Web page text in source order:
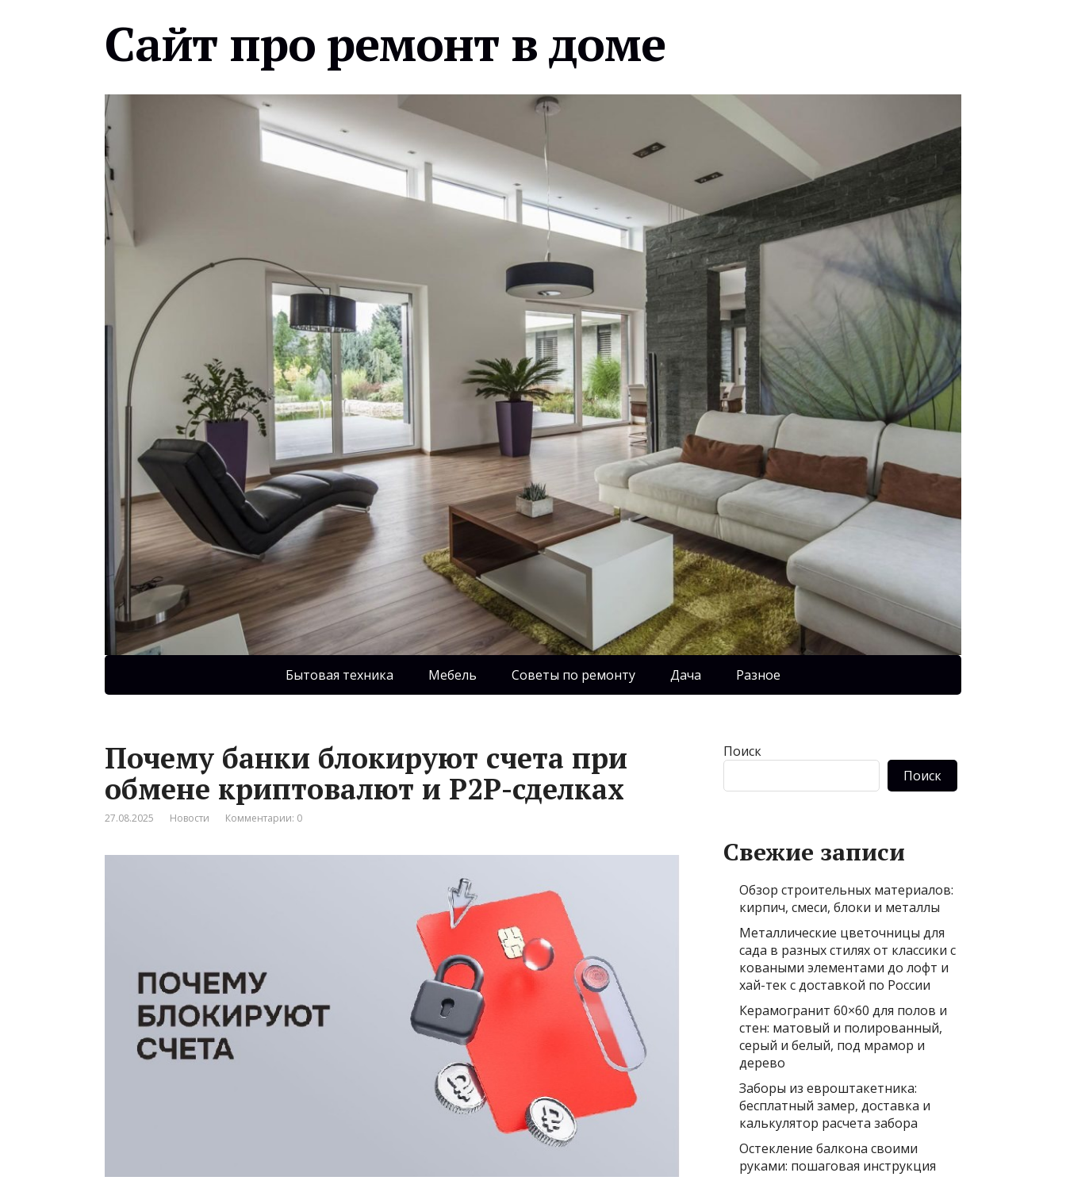
Сайт про ремонт в доме
Бытовая техника Мебель Советы по ремонту Дача Разное
Почему банки блокируют счета при
обмене криптовалют и P2P-сделках
27.08.2025 Новости Комментарии: 0
Поиск
Поиск
Свежие записи
Обзор строительных материалов:
кирпич, смеси, блоки и металлы
Металлические цветочницы для
сада в разных стилях от классики с
коваными элементами до лофт и
хай-тек с доставкой по России
Керамогранит 60×60 для полов и
стен: матовый и полированный,
серый и белый, под мрамор и
дерево
Заборы из евроштакетника:
бесплатный замер, доставка и
калькулятор расчета забора
Остекление балкона своими
руками: пошаговая инструкция